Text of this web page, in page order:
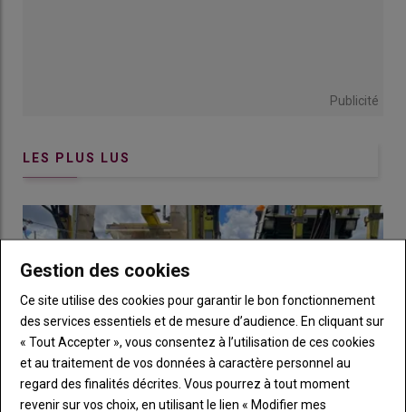
Publicité
LES PLUS LUS
Gestion des cookies
Ce site utilise des cookies pour garantir le bon fonctionnement
des services essentiels et de mesure d’audience. En cliquant sur
« Tout Accepter », vous consentez à l’utilisation de ces cookies
et au traitement de vos données à caractère personnel au
regard des finalités décrites. Vous pourrez à tout moment
revenir sur vos choix, en utilisant le lien « Modifier mes